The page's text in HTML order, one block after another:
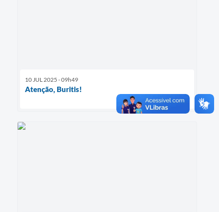
10 JUL 2025 - 09h49
Atenção, Buritis!